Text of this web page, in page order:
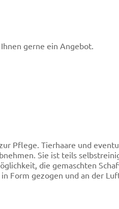
gerne ein Angebot.
Pflege. Tierhaare und
Sie ist teils
die gemaschten
Form gezogen und an der